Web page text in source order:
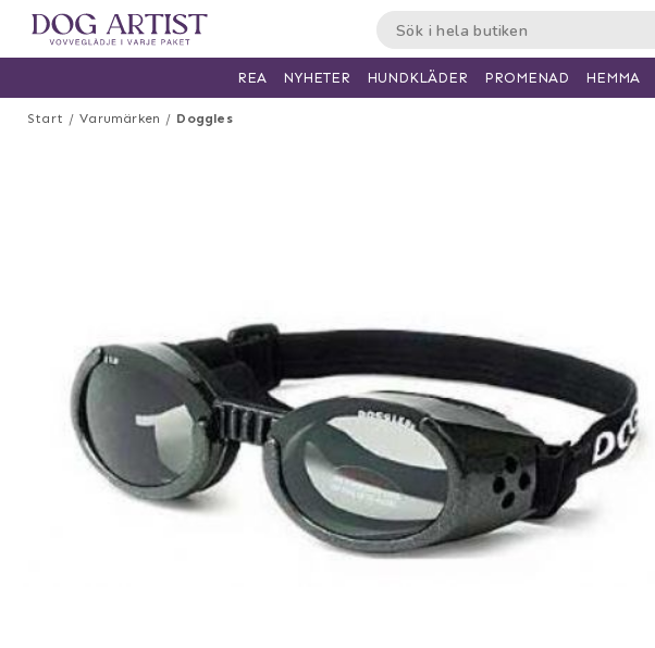
Start Varumärken Doggles
REA NYHETER HUNDKLÄDER PROMENAD HEMMA